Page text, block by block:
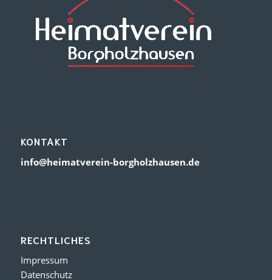
KONTAKT
info@heimatverein-borgholzhausen.de
RECHTLICHES
Impressum
Datenschutz